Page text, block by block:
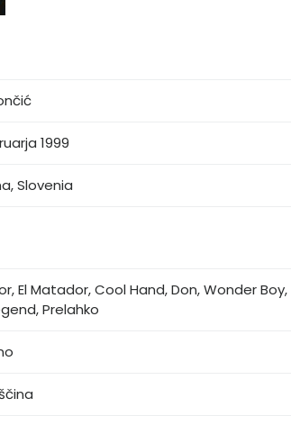
1999
Slovenia
El Matador, Cool Hand, Don, Wonder Boy,
Prelahko